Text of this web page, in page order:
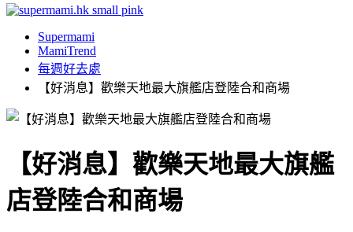
Supermami
MamiTrend
每週好去處
【好消息】歡樂天地最大旗艦店登陸合和商場
【好消息】歡樂天地最大旗艦
店登陸合和商場